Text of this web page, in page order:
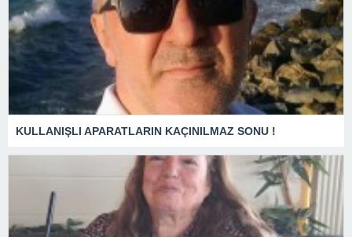
KULLANIŞLI APARATLARIN KAÇINILMAZ SONU !